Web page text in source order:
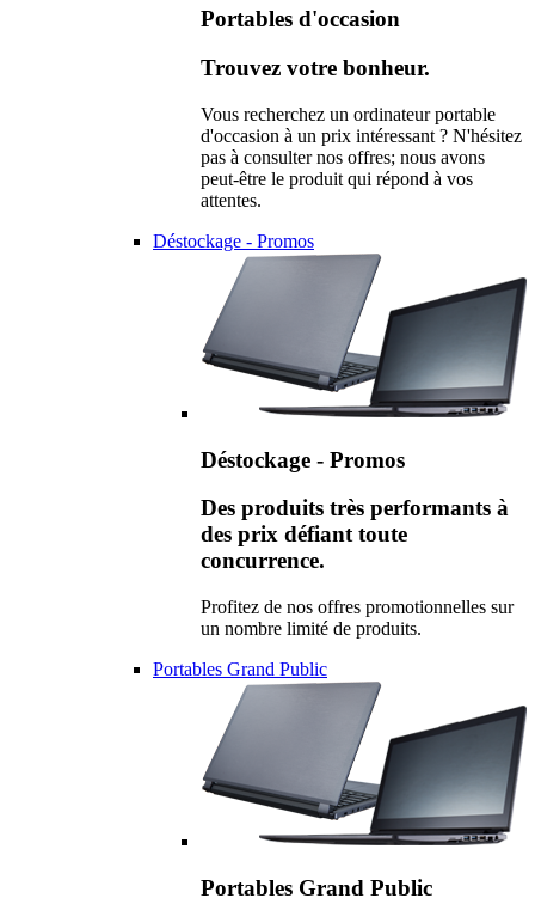
Portables d'occasion
Trouvez votre bonheur.
Vous recherchez un ordinateur portable
d'occasion à un prix intéressant ? N'hésitez
pas à consulter nos offres; nous avons
peut-être le produit qui répond à vos
attentes.
Déstockage - Promos
Déstockage - Promos
Des produits très performants à
des prix défiant toute
concurrence.
Profitez de nos offres promotionnelles sur
un nombre limité de produits.
Portables Grand Public
Portables Grand Public